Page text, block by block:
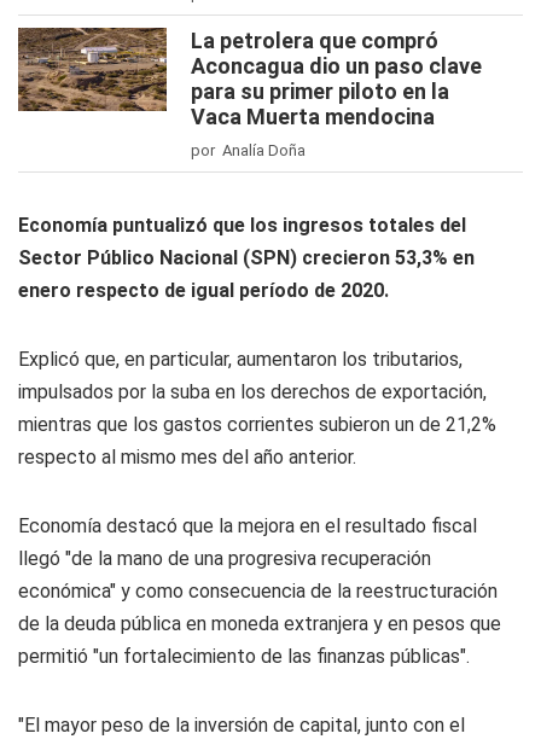
La petrolera que compró
Aconcagua dio un paso clave
para su primer piloto en la
Vaca Muerta mendocina
por Analía Doña
Economía puntualizó que los ingresos totales del
Sector Público Nacional (SPN) crecieron 53,3% en
enero respecto de igual período de 2020.
Explicó que, en particular, aumentaron los tributarios,
impulsados por la suba en los derechos de exportación,
mientras que los gastos corrientes subieron un de 21,2%
respecto al mismo mes del año anterior.
Economía destacó que la mejora en el resultado fiscal
llegó "de la mano de una progresiva recuperación
económica" y como consecuencia de la reestructuración
de la deuda pública en moneda extranjera y en pesos que
permitió "un fortalecimiento de las finanzas públicas".
"El mayor peso de la inversión de capital, junto con el